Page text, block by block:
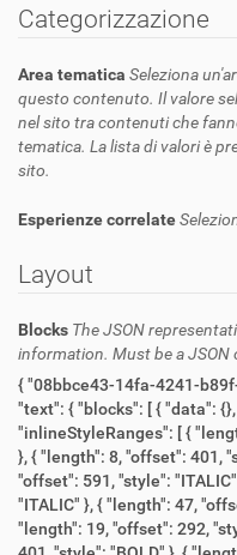
Categorizzazione
Area tematica Seleziona
questo contenuto. Il valore
nel sito tra contenuti che
tematica. La lista di valori è
sito.
Esperienze correlate
Layout
Blocks The JSON
information. Must be a JSON
{ "08bbce43-14fa-4241-b89f-ebf1a337a3ed": { "@type": "text", "text": { "blocks": [ { "data": {}, "depth": 0, "entityRanges": [], "inlineStyleRanges": [ { "length": 19, "offset": 292, "style": "ITALIC" }, { "length": 8, "offset": 401, "style": "ITALIC" }, { "length": 24, "offset": 591, "style": "ITALIC" }, { "length": 15, "offset": 726, "style": "ITALIC" }, { "length": 47, "offset": 1084, "style": "ITALIC" }, { "length": 19, "offset": 292, "style": "BOLD" }, { "length": 8, "offset": 401, "style": "BOLD" }, { "length": 15, "offset": 726, "style": "BOLD" }, { "length": 47, "offset": 1084, "style": "BOLD" } ], "key": "8db75", "text": "Situata a circa 20 chilometri a nord ovest di Modena, con i suoi oltre 70mila abitanti, Carpi \u00e8 la seconda citt\u00e0 della provincia. Di origine preistorica e risalente alla civilt\u00e0 villanoviana, Carpi \u00e8 stata inizialmente un borgo medievale di cui conserva ancora numerose testimonianze come il Piazzale Re Astolfo, centro della citt\u00e0 fino all'inizio del '500 e tuttora il cuore della citt\u00e0 medievale, e La Sagra, inserita nel circuito europeo degli edifici romanici.\n\u00c8, per\u00f2, il suo importante patrimonio storico-culturale risalente all\u2019et\u00e0 rinascimentale che le ha conferito l\u2019appellativo di \u201cperla del Rinascimento\u201d. A partire dal XIV secolo, infatti, Carpi divenne sede della Signoria di Carpi e poi contea dei Pio di cui il Palazzo dei Pio, recentemente restaurato e sede dei principali musei della citt\u00e0, ne \u00e8 la pi\u00f9 grande testimonianza. Durante la Seconda Guerra Mondiale, poi, questo territorio, in particolare la frazione di Fossoli, \u00e8 stato coinvolto nei tragici eventi della deportazione ebraica verso i campi di sterminio nazisti, di cui ora ne viene onorata la memoria nel Museo Monumento del Deportato Politico Razziale, presso Palazzo Pio. Oggi, Carpi \u00e8 una citt\u00e0 vivace dalle tante attivit\u00e0 industriali e artigianali, conosciutissima per il suo distretto del tessile, dagli scambi commerciali e culturali e dai numerosi eventi dedicati alla vita artistica e scientifica della comunit\u00e0 locale e non. ", "type": "unstyled" } ], "entityMap": {} } }, "090b843e-5310-4af5-b841-96b06c0985c1": { "@type": "text", "text": { "blocks": [ { "data": {}, "depth": 0, "entityRanges": [], "inlineStyleRanges": [], "key": "d8f80", "text": "\u00c8 il festival dedicato al teatro all\u2019aperto che trasforma ogni anno la cittadina di Carpi nel pi\u00f9 grande palcoscenico a cielo aperto d\u2019Italia. ", "type": "unstyled" } ], "entityMap": {} } }, "0a666cf1-459a-4523-a14b-39ba836358fb": { "@type": "text" }, "0afcb442-8b95-4cf7-8238-4f73ce5725ce": { "@type": "title" }, "0d37cb27-7b45-4df1-a9eb-c81ba9d28e1b": { "@type": "text", "text": { "blocks": [ { "data": {}, "depth": 0, "entityRanges": [], "inlineStyleRanges": [ { "length": 18, "offset": 0, "style": "BOLD" } ], "key": "dincr", "text": "L\u2019Acetaia Comunale ", "type": "unstyled" } ], "entityMap": {} } }, "10c8d982-367f-4ff5-9bd5-d01601096fbf": { "@type": "listing", "block": "10c8d982-367f-4ff5-9bd5-d01601096fbf", "query": [], "querystring": { "query": [ { "i": "municipality", "o": "plone.app.querystring.operation.selection.any", "v": [ "036005" ] }, { "i": "portal_type", "o": "plone.app.querystring.operation.selection.any", "v": [ "Event" ] }, { "i": "Subject", "o": "plone.app.querystring.operation.selection.any", "v": [ "APPPrenotaIT" ] }, { "i": "review_state", "o": "plone.app.querystring.operation.selection.any", "v": [ "published" ] } ], "sort_on": "start", "sort_order": "ascending" }, "variation": "emphasis" }, "154b13f2-4dea-45a3-ac85-cbb615f51ba3": { "@type": "text", "text": { "blocks": [ { "data": {}, "depth": 0, "entityRanges": [], "inlineStyleRanges": [ { "length": 19, "offset": 49, "style": "ITALIC" }, { "length": 54, "offset": 381, "style": "ITALIC" }, { "length": 19, "offset": 49, "style": "BOLD" } ], "key": "ebeij", "text": "L\u2019Acetaia Comunale \u00e8 collocata nel sottotetto di Palazzo Scacchetti, residenza municipale, ed \u00e8 composta da tre batterie di botticelle pregiate, denominate Maria Beatrice, Caterina e Adelaide, e da due botti madre. Le batterie hanno dalle sei alle otto botticelle, realizzate con legni diversi e con capacit\u00e0 a scalare variabile. L\u2019acetaia \u00e8 curata dalla comunit\u00e0 carpigiana della Consorteria dell\u2019Aceto Balsamico Tradizionale Modenese di Spilamberto e l\u2019aceto annualmente prodotto viene utilizzato dall\u2019Amministrazione per farne dono a ospiti illustri della citt\u00e0 o per essere utilizzato anche durante corsi di degustazione. ", "type": "unstyled" } ], "entityMap": {} } }, "2a3a5e58-8f4f-4380-bfd7-6af532629e71": { "@type": "text", "text": { "blocks": [ { "data": {}, "depth": 0, "entityRanges": [], "inlineStyleRanges": [ { "length": 15, "offset": 129, "style": "ITALIC" }, { "length": 10, "offset": 149, "style": "ITALIC" }, { "length": 13, "offset": 164, "style": "ITALIC" }, { "length": 18, "offset": 216, "style": "ITALIC" }, { "length": 15, "offset": 129, "style": "BOLD" }, { "length": 10, "offset": 149, "style": "BOLD" }, { "length": 13, "offset": 164, "style": "BOLD" }, { "length": 18, "offset": 216, "style": "BOLD" } ], "key": "asto8", "text": "Sicuramente il notevole patrimonio artistico \u00e8 uno dei motivi principali per organizzare una visita da queste parti: l\u2019imponente Palazzo dei Pio, la Cattedrale, il Portico Lungo con le sue 52 arcate e la monumentale Piazza dei Martiri, la terza piazza pi\u00f9 grande d\u2019Italia, sono solo alcune delle bellezze architettoniche che potrai ammirare venendo qui. Queste ricchezze non sono, per\u00f2, gli unici motivi. Carpi \u00e8, infatti, una cittadina vivace e conosciuta per le sue attivit\u00e0 industriali e artigianali: famoso in tutto il mondo \u00e8 il suo distretto del tessile, dove \u00e8 possibile fare acquisti negli oltre 100 spacci aziendali che diffusi sul territorio. ", "type": "unstyled" } ], "entityMap": {} } }, "2aa37a59-137c-413e-a2f9-95890ef4d588": { "@type": "text", "text": { "blocks": [ { "data": {}, "depth": 0, "entityRanges": [], "inlineStyleRanges": [ { "length": 16, "offset": 0, "style": "BOLD" } ], "key": "5rcba", "text": "Palazzo Foresti ", "type": "unstyled" } ], "entityMap": {} } }, "3623e810-cd70-4968-9480-40bdda81de04": { "@type": "titleVM", "align": "left", "title": "Eventi di Rilievo " }, "41da163a-a1ee-49b1-a4ae-1bcd5757c250": { "@type": "text", "text": { "blocks": [ { "data": {}, "depth": 0, "entityRanges": [], "inlineStyleRanges": [ { "length": 32, "offset": 3, "style": "BOLD" } ], "key": "enpk1", "text": "La Basilica Cattedrale dell'Assunta, iniziata nel 1515 su committenza di Alberto Pio come centro religioso della grande piazza, fu progettata da Baldassarre Peruzzi che segu\u00ec il modello bramantesco e raffaellesco della basilica di San Pietro in Vaticano, ricalcando elementi classicheggianti, derivati dai modelli della cultura romana rinascimentale. I lavori, interrotti nel 1525 e ripresi nel 1606, si dimostrarono solo parzialmente rispettosi dell\u2019originaria concezione dello spazio, poich\u00e9 la chiesa costruita risult\u00f2 mancante di una campata verso la piazza. L\u2019attuale aspetto interno \u00e8 dovuto a interventi tardo ottocenteschi, che hanno modificato l\u2019architettura e la decorazione, di stile neorinascimentale, eseguita da pittori carpigiani. Sugli altari si trovano opere d\u2019arte con ancone in legno, marmo e scagliola, paliotti, dipinti di scuola emiliana del XVI e XVII secolo e sculture. ", "type": "unstyled" } ], "entityMap": {} } }, "422ec43c-8009-4f4f-89f1-8e56f390716d": { "@type": "titleVM", "align": "left", "title": "Quando venirci " }, "4a2e0d77-fdfa-4569-b405-e1f5c12fc659": { "@type": "text", "text": { "blocks": [ { "data": {}, "depth": 0, "entityRanges": [], "inlineStyleRanges": [ { "length": 20, "offset": 0, "style": "BOLD" } ], "key": "dr4os", "text": "Concentrico \u2013 luglio", "type": "unstyled" } ], "entityMap": {} } }, "4dc20db9-5a69-4146-97a9-3cd7e8b276ec": { "@type": "text", "text": { "blocks": [ { "data": {}, "depth": 0, "entityRanges": [], "inlineStyleRanges": [], "key": "aqgo9", "text": "Come per tutti i territori della provincia modenese, il clima favorevole render\u00e0 sicuramente pi\u00f9 piacevole la tua visita. Quindi le temperature miti di primavera e autunno sono sicuramente da preferire. In ogni caso, data la vivacit